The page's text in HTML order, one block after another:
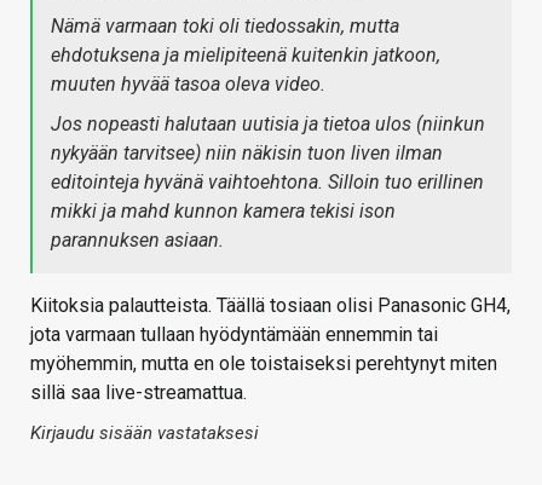
Nämä varmaan toki oli tiedossakin, mutta
ehdotuksena ja mielipiteenä kuitenkin jatkoon,
muuten hyvää tasoa oleva video.
Jos nopeasti halutaan uutisia ja tietoa ulos (niinkun
nykyään tarvitsee) niin näkisin tuon liven ilman
editointeja hyvänä vaihtoehtona. Silloin tuo erillinen
mikki ja mahd kunnon kamera tekisi ison
parannuksen asiaan.
Kiitoksia palautteista. Täällä tosiaan olisi Panasonic GH4,
jota varmaan tullaan hyödyntämään ennemmin tai
myöhemmin, mutta en ole toistaiseksi perehtynyt miten
sillä saa live-streamattua.
Kirjaudu sisään vastataksesi